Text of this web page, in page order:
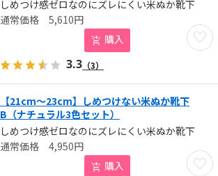
しめつけ感ゼロなのにズレにくい米ぬか靴下
お気
5,610円
購入
3.3 （3）
【21cm～23cm】しめつけない米ぬか靴下
B（ナチュラル3色セット）
しめつけ感ゼロなのにズレにくい米ぬか靴下
お気
4,950円
購入